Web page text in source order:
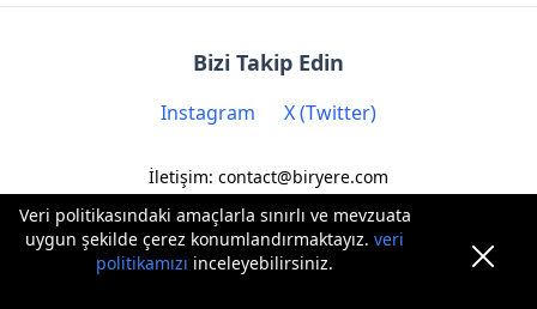
Veri politikasındaki amaçlarla sınırlı ve mevzuata
uygun şekilde çerez konumlandırmaktayız.veri
politikamızı inceleyebilirsiniz.
Bizi Takip Edin
Instagram X (Twitter)
İletişim: contact@biryere.com